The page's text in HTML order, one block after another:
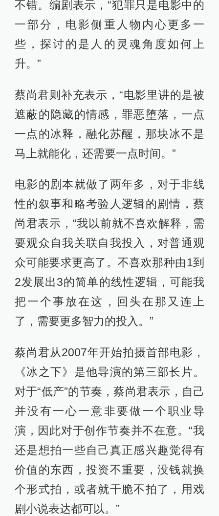
不错。编剧表示，“犯罪只是电影中的
一部分，电影侧重人物内心更多一
些，探讨的是人的灵魂角度如何上
升。”
蔡尚君则补充表示，“电影里讲的是被
遮蔽的隐藏的情感，罪恶堕落，一点
一点的冰释，融化苏醒，那块冰不是
马上就能化，还需要一点时间。”
电影的剧本就做了两年多，对于非线
性的叙事和略考验人逻辑的剧情，蔡
尚君表示，“我以前就不喜欢解释，需
要观众自我关联自我投入，对普通观
众可能要求更高了。不喜欢那种由1到
2发展出3的简单的线性逻辑，可能我
把一个事放在这，回头在那又连上
了，需要更多智力的投入。”
蔡尚君从2007年开始拍摄首部电影，
《冰之下》是他导演的第三部长片。
对于“低产”的节奏，蔡尚君表示，自己
并没有一心一意非要做一个职业导
演，因此对于创作节奏并不在意。“我
还是想拍一些自己真正感兴趣觉得有
价值的东西，投资不重要，没钱就换
个形式拍，或者就干脆不拍了，用戏
剧小说表达都可以。”